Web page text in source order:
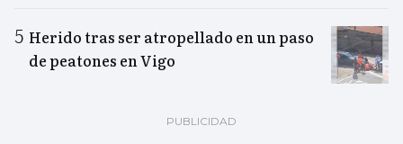
Herido tras ser atropellado en un paso
de peatones en Vigo